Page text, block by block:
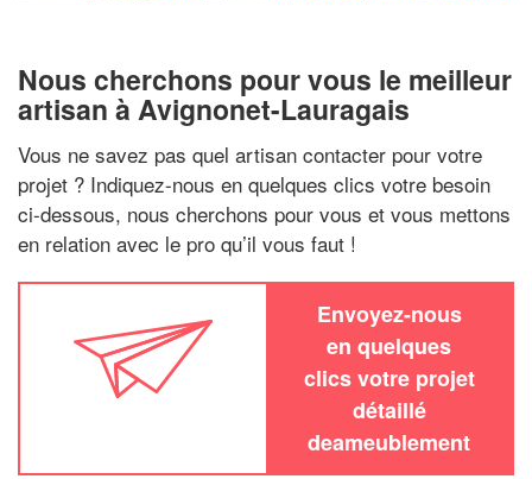
Nous cherchons pour vous le meilleur
artisan à Avignonet-Lauragais
Vous ne savez pas quel artisan contacter pour votre
projet ? Indiquez-nous en quelques clics votre besoin
ci-dessous, nous cherchons pour vous et vous mettons
en relation avec le pro qu’il vous faut !
Envoyez-nous
en quelques
clics votre projet
détaillé
deameublement